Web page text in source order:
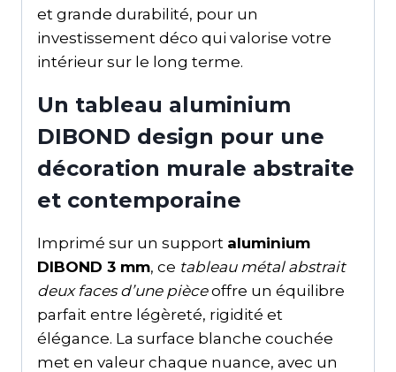
et grande durabilité, pour un
investissement déco qui valorise votre
intérieur sur le long terme.
Un tableau aluminium
DIBOND design pour une
décoration murale abstraite
et contemporaine
Imprimé sur un support aluminium
DIBOND 3 mm, ce tableau métal abstrait
deux faces d’une pièceoffre un équilibre
parfait entre légèreté, rigidité et
élégance. La surface blanche couchée
met en valeur chaque nuance, avec un